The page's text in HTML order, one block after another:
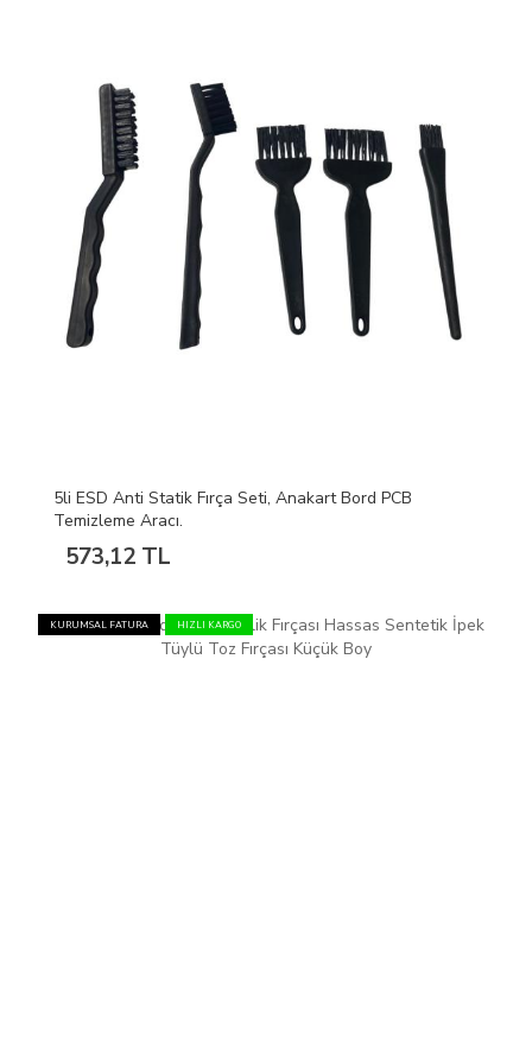
5li ESD Anti Statik Fırça Seti, Anakart Bord PCB
Temizleme Aracı.
573,12 TL
KURUMSAL FATURA HIZLI KARGO